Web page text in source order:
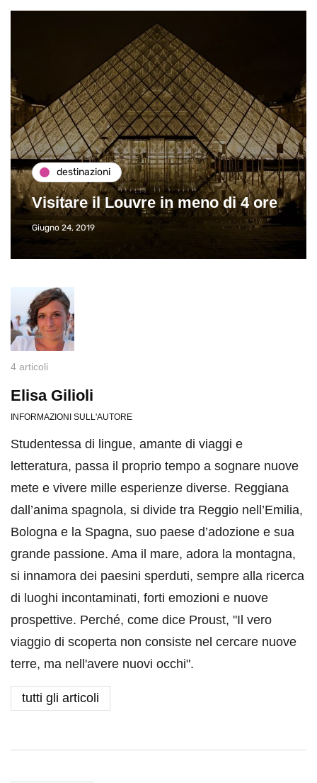
destinazioni
Visitare il Louvre in meno di 4 ore
Giugno 24, 2019
4 articoli
Elisa Gilioli
INFORMAZIONI SULL'AUTORE
Studentessa di lingue, amante di viaggi e
letteratura, passa il proprio tempo a sognare nuove
mete e vivere mille esperienze diverse. Reggiana
dall’anima spagnola, si divide tra Reggio nell’Emilia,
Bologna e la Spagna, suo paese d’adozione e sua
grande passione. Ama il mare, adora la montagna,
si innamora dei paesini sperduti, sempre alla ricerca
di luoghi incontaminati, forti emozioni e nuove
prospettive. Perché, come dice Proust, "Il vero
viaggio di scoperta non consiste nel cercare nuove
terre, ma nell'avere nuovi occhi".
tutti gli articoli